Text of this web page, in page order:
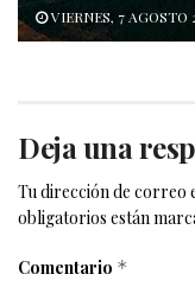
VIERNES, 7 AGOSTO
Deja una
Tu dirección de correo
obligatorios están
Comentario *